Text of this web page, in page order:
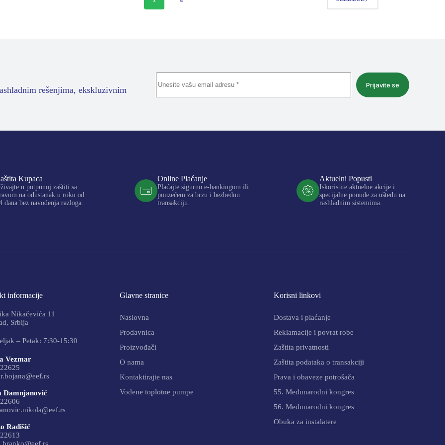
rešenjima, ekskluzivnim Prijavite se
Kupaca
u potpunoj zaštiti sa
na odustanak u roku od
dana bez navođenja razloga.
Online Plaćanje
Plaćajte sigurno e-bankingom ili
pouzećem za brzu i bezbednu
transakciju.
Aktuelni Popusti
Iskoristite aktuelne akcije i
specijalne ponude za uštedu na
rashladnim sistemima.
informacije
Nikačevića 11
Srbija
– Petak: 7:30-15:30
Vezmar
Damnjanović
Radišić
Glavne stranice
Naslovna
Prodavnica
Proizvođači
O nama
Kontaktirajte nas
Vodene toplotne pumpe
Korisni linkovi
Dostava i plaćanje
Reklamacije i povrat robe
Zaštita privatnosti
Zaštita podataka o transakciji
Prava i obaveze potrošača
55. Međunarodni kongres
56. Međunarodni kongres
Obuka za instalatere